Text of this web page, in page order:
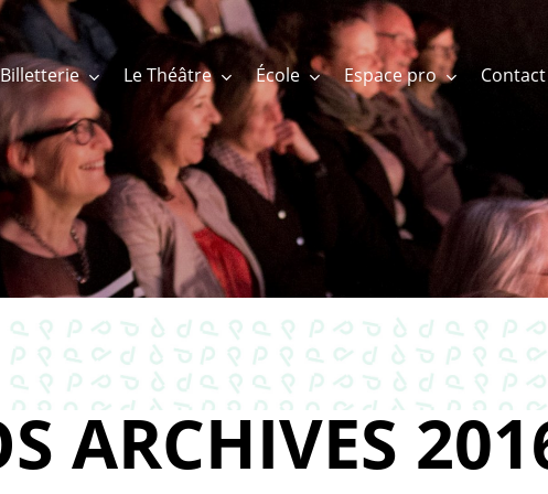
Billetterie Le Théâtre École Espace pro
ARCHIVES